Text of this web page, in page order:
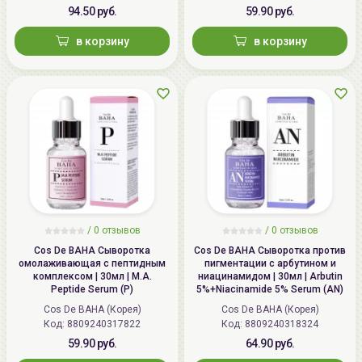
в уход постепенно: например, используйте средство 2
раза в неделю на протяжении 2 недель. Затем, если на
коже не появляются признаки раздражения, наносите
крем 3 раза в неделю на протяжении 2 недель. Не
используйте средства с ретинолом во время
беременности и лактации, а также за полгода до
беременности.
94.50 руб.
в корзину
59.90 руб.
в корзину
/ 0 отзывов
Cos De BAHA Сыворотка
омолаживающая с пептидным
комплексом | 30мл | M.A.
Peptide Serum (P)
Cos De BAHA (Корея)
Код: 8809240317822
59.90 руб.
/ 0 отзывов
Cos De BAHA Сыворотка против
пигментации с арбутином и
ниацинамидом | 30мл | Arbutin
5%+Niacinamide 5% Serum (AN)
Cos De BAHA (Корея)
Код: 8809240318324
64.90 руб.